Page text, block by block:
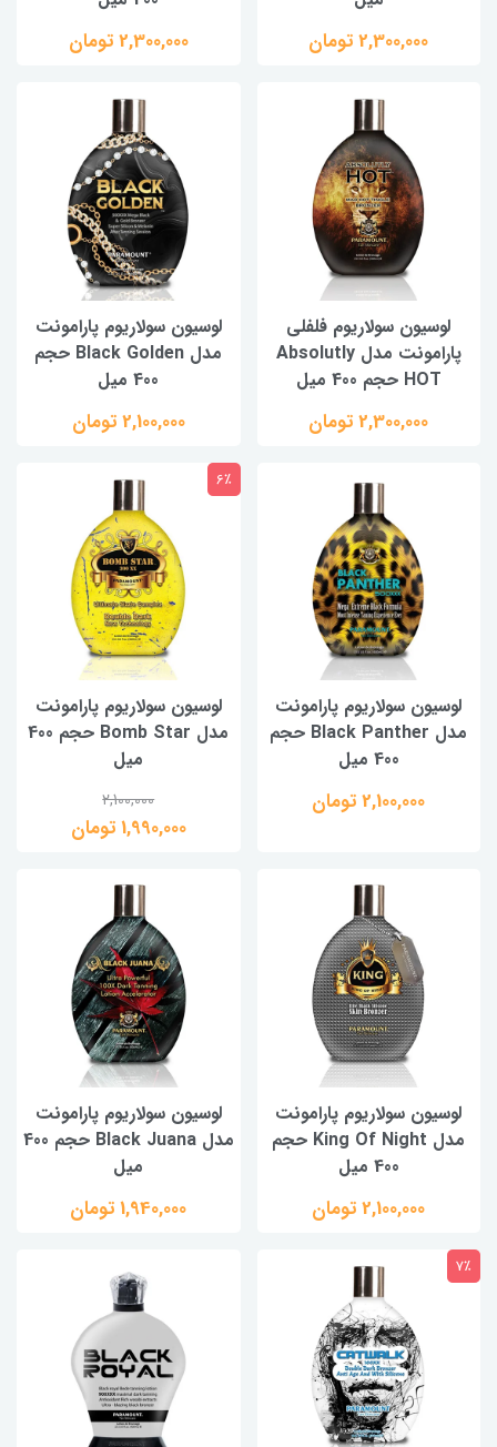
2,300,000 تومان 2,300,000 تومان
لوسیون سولاریوم فلفلی
پارامونت مدل Absolutly
HOT حجم 400 میل
2,300,000 تومان
لوسیون سولاریوم پارامونت
مدل Black Golden حجم
400 میل
2,100,000 تومان
لوسیون سولاریوم پارامونت
مدل Black Panther حجم
400 میل
2,100,000 تومان
لوسیون سولاریوم پارامونت
مدل Bomb Star حجم 400
میل
2,100,000
1,990,000 تومان
6٪
لوسیون سولاریوم پارامونت
مدل King Of Night حجم
400 میل
2,100,000 تومان
لوسیون سولاریوم پارامونت
مدل Black Juana حجم 400
میل
1,940,000 تومان
7٪